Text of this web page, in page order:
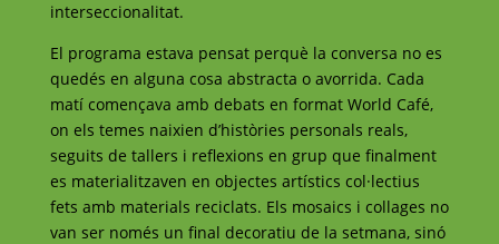
interseccionalitat.
El programa estava pensat perquè la conversa no es
quedés en alguna cosa abstracta o avorrida. Cada
matí començava amb debats en format World Café,
on els temes naixien d’històries personals reals,
seguits de tallers i reflexions en grup que finalment
es materialitzaven en objectes artístics col·lectius
fets amb materials reciclats. Els mosaics i collages no
van ser només un final decoratiu de la setmana, sinó